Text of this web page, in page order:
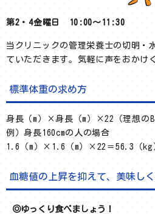
第2・4金曜日 10:00～11:30
当クリニックの管理栄養士の切明・
ていただきます。気軽に声をおかけ
標準体重の求め方
身長（m）×身長（m）×22（理想の
例）身長160cmの人の場合
1.6（m）×1.6（m）×22＝56.3（kg
血糖値の上昇を抑えて、美味し
◎ゆっくり食べましょう！